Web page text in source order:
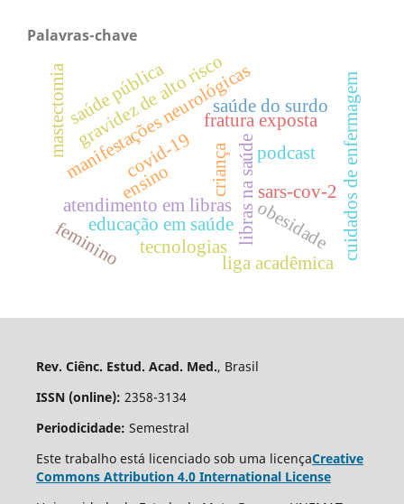
Palavras-chave
saúde do surdo
libras na saúde
atendimento em libras
sars-cov-2
covid-19
manifestações neurológicas
mastectomiagravidez de alto risco cuidados de enfermagem
obesidade
criança
fratura exposta
educação em saúde
ensino
tecnologias
podcast
feminino
saúde pública
liga acadêmica
Rev. Ciênc. Estud. Acad. Med., Brasil
ISSN (online): 2358-3134
Periodicidade: Semestral
Este trabalho está licenciado sob uma licençaCreative
Commons Attribution 4.0 International License